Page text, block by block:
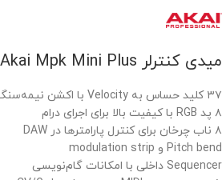
میدی کنترلر Akai Mpk Mini Plus
۳۷ کلید حساس به Velocity با اکشن نیمه‌سنگین
۸ پد RGB با کیفیت بالا برای اجرای درام
۸ ناب چرخان برای کنترل پارامترها در DAW
Pitch bend و modulation strip
Sequencer داخلی با امکانات گام‌نویسی